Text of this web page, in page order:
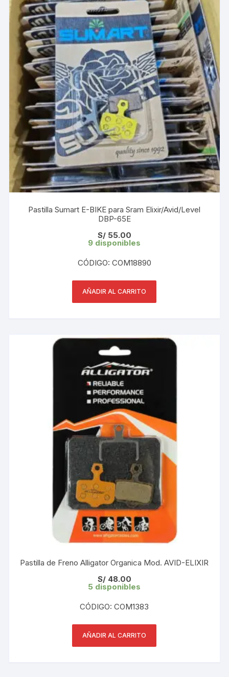
Pastilla Sumart E-BIKE para Sram Elixir/Avid/Level
DBP-65E
S/55.00
9 disponibles
CÓDIGO: COM18890
AÑADIR AL CARRITO
Pastilla de Freno Alligator Organica Mod. AVID-ELIXIR
S/48.00
5 disponibles
CÓDIGO: COM1383
AÑADIR AL CARRITO